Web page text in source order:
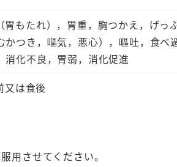
もたれ），胃重，胸つかえ，げっ
つき，嘔気，悪心），嘔吐，食べ
消化不良，胃弱，消化促進
又は食後
用させてください。